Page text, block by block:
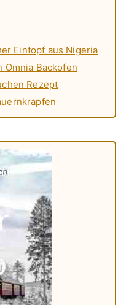
Eintopf aus Nigeria
Omnia Backofen
Rezept